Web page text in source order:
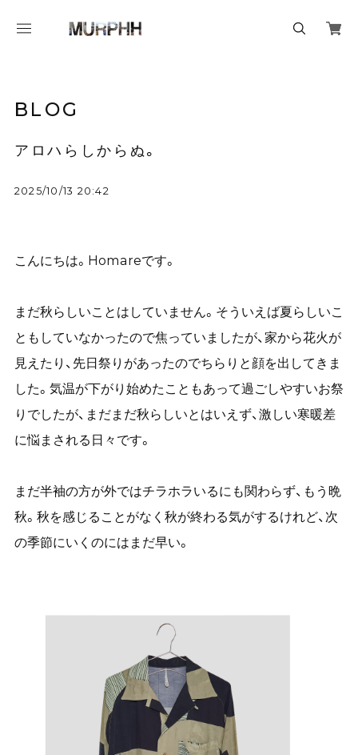
BLOG
アロハらしからぬ。
2025/10/13 20:42
こんにちは。Homareです。
まだ秋らしいことはしていません。そういえば夏らしいこ
ともしていなかったので焦っていましたが、家から花火が
見えたり、先日祭りがあったのでちらりと顔を出してきま
した。気温が下がり始めたこともあって過ごしやすいお祭
りでしたが、まだまだ秋らしいとはいえず、激しい寒暖差
に悩まされる日々です。
まだ半袖の方が外ではチラホラいるにも関わらず、もう晩
秋。秋を感じることがなく秋が終わる気がするけれど、次
の季節にいくのにはまだ早い。